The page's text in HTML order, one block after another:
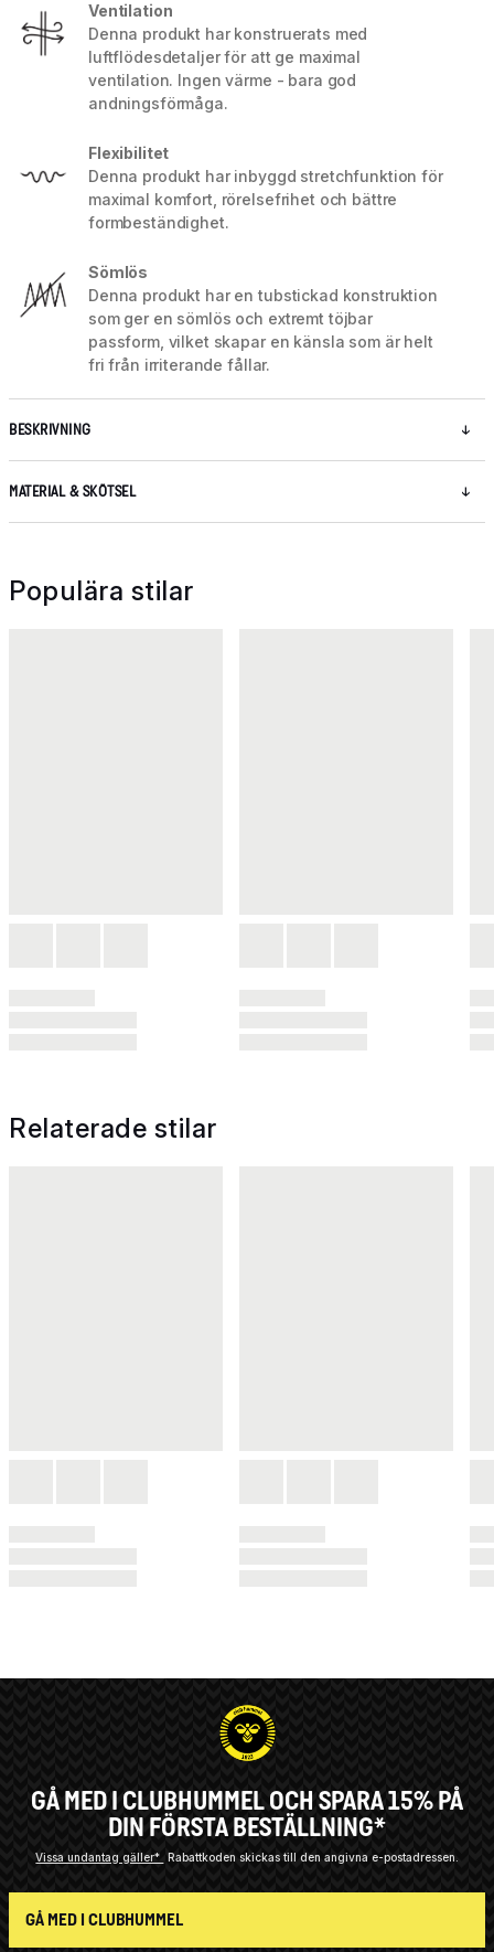
Ventilation
Denna produkt har konstruerats med
luftflödesdetaljer för att ge maximal
ventilation. Ingen värme - bara god
andningsförmåga.
Flexibilitet
Denna produkt har inbyggd stretchfunktion för
maximal komfort, rörelsefrihet och bättre
formbeständighet.
Sömlös
Denna produkt har en tubstickad konstruktion
som ger en sömlös och extremt töjbar
passform, vilket skapar en känsla som är helt
fri från irriterande fållar.
BESKRIVNING
MATERIAL & SKÖTSEL
Populära stilar
Relaterade stilar
GÅ MED I CLUBHUMMEL OCH SPARA 15% PÅ
DIN FÖRSTA BESTÄLLNING*
Vissa undantag gäller* Rabattkoden skickas till den angivna e-postadressen.
GÅ MED I CLUBHUMMEL